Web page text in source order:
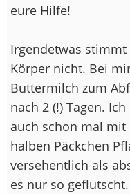
eure Hilfe!
Irgendetwas
Körper nicht. Bei
Buttermilch zum
nach 2 (!) Tagen.
auch schon mal mit
halben Päckchen
versehentlich als
es nur so